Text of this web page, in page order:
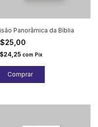
Panorâmica da Bíblia
com Pix